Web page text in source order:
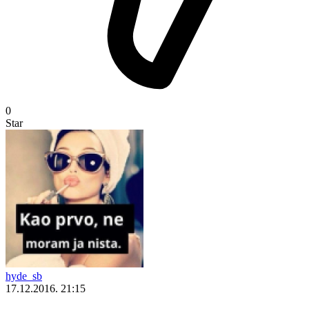
0
Star
hyde_sb
17.12.2016. 21:15